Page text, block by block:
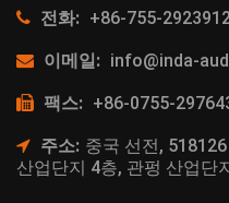
전화: +86-755-
이메일: info@inda-
팩스: +86-0755-
주소: 중국 선전,
산업단지 4층, 관펑 산업단